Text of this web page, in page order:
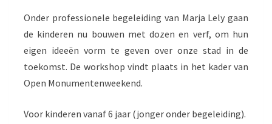
Onder professionele begeleiding van Marja Lely gaan
de kinderen nu bouwen met dozen en verf, om hun
eigen ideeën vorm te geven over onze stad in de
toekomst. De workshop vindt plaats in het kader van
Open Monumentenweekend.
Voor kinderen vanaf 6 jaar (jonger onder begeleiding).